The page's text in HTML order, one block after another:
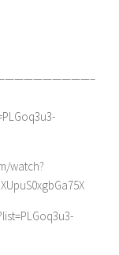
watch?